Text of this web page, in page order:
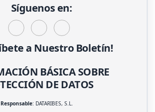
Síguenos en:
a Nuestro Boletín!
BÁSICA SOBRE
DE DATOS
Responsable: DATARIBES, S.L.